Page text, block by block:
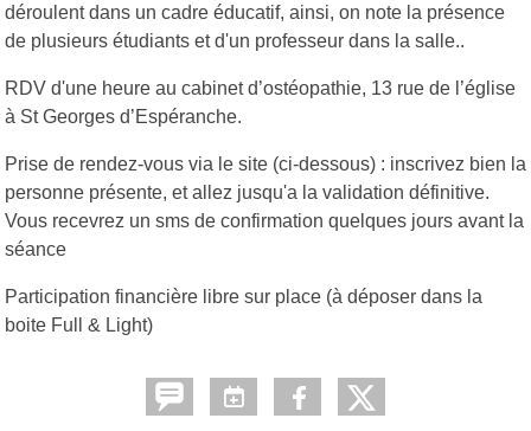
déroulent dans un cadre éducatif, ainsi, on note la présence
de plusieurs étudiants et d'un professeur dans la salle..
RDV d'une heure au cabinet d’ostéopathie, 13 rue de l’église
à St Georges d’Espéranche.
Prise de rendez-vous via le site (ci-dessous) : inscrivez bien la
personne présente, et allez jusqu'a la validation définitive.
Vous recevrez un sms de confirmation quelques jours avant la
séance
Participation financière libre sur place (à déposer dans la
boite Full & Light)